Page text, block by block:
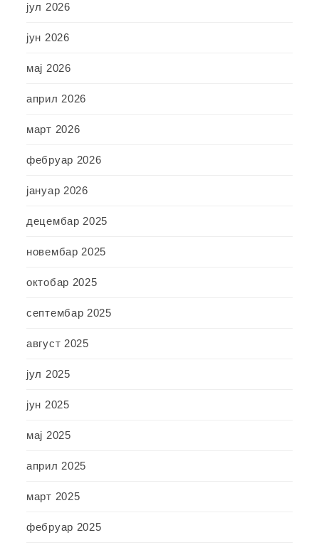
јул 2026
јун 2026
мај 2026
април 2026
март 2026
фебруар 2026
јануар 2026
децембар 2025
новембар 2025
октобар 2025
септембар 2025
август 2025
јул 2025
јун 2025
мај 2025
април 2025
март 2025
фебруар 2025